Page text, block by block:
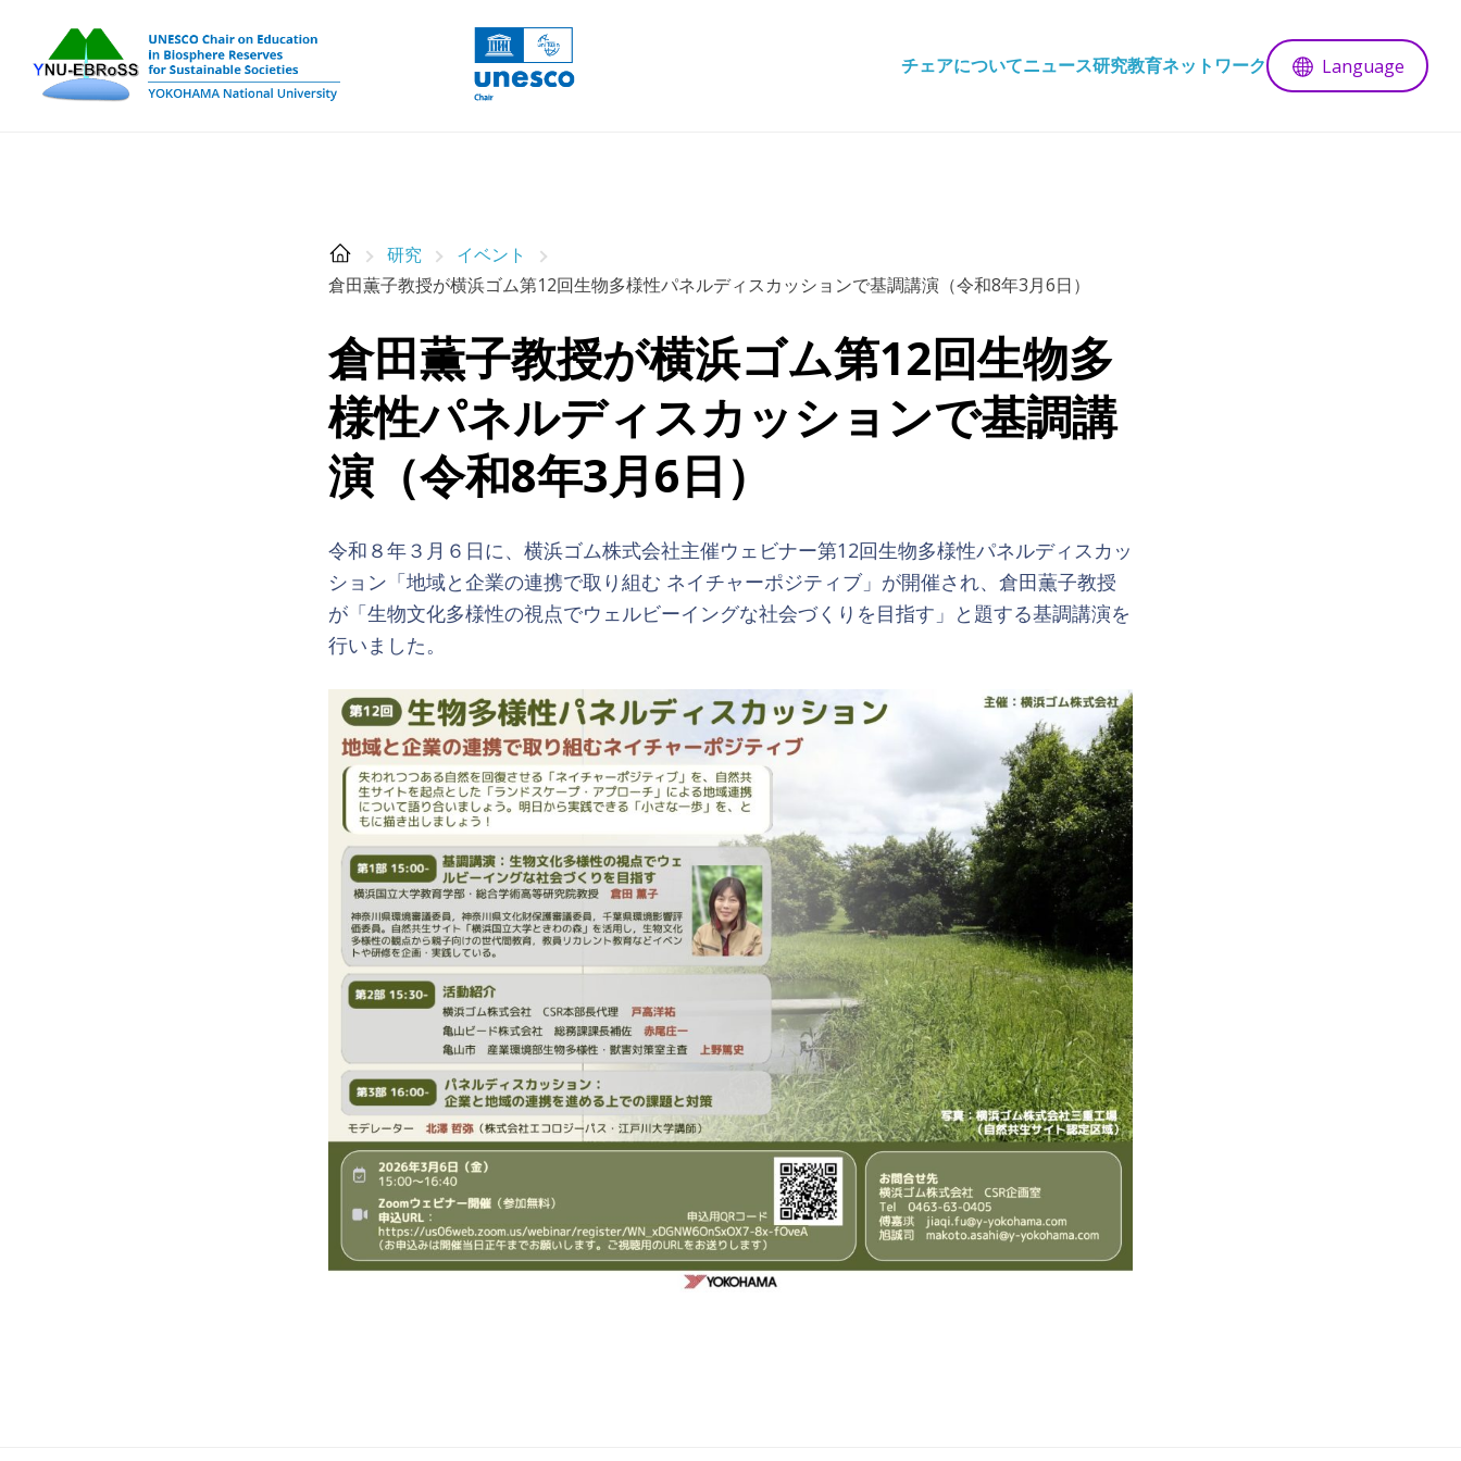
content
チェアについてニュース研究教育ネットワーク Language
研究
イベント
倉田薫子教授が横浜ゴム第12回生物多様性パネルディスカッションで基調講演（令和8年3月6日）
倉田薫子教授が横浜ゴム第12回生物多
様性パネルディスカッションで基調講
演（令和8年3月6日）
令和８年３月６日に、横浜ゴム株式会社主催ウェビナー第12回生物多様性パネルディスカッ
ション「地域と企業の連携で取り組む ネイチャーポジティブ」が開催され、倉田薫子教授
が「生物文化多様性の視点でウェルビーイングな社会づくりを目指す」と題する基調講演を
行いました。